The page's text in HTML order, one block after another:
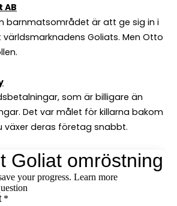
AB
barnmatsområdet är att ge sig in i
Goliats. Men Otto
som är billigare än
Det var målet för killarna bakom
växer deras företag snabbt.